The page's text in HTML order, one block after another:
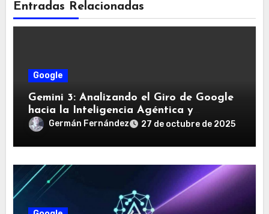
Entradas Relacionadas
Google
Gemini 3: Analizando el Giro de Google
hacia la Inteligencia Agéntica y
Ambiental
Germán Fernández 27 de octubre de 2025